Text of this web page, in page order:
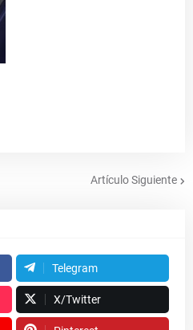
Artículo Siguiente
Telegram
X/Twitter